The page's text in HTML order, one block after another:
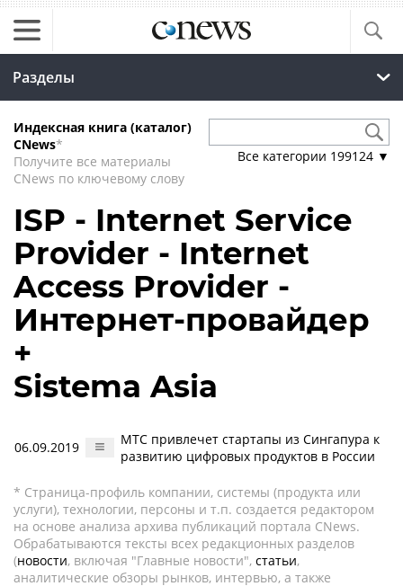
Разделы
Индексная книга (каталог)
CNews*
Получите все материалы
CNews по ключевому слову
Все категории 199124 ▼
ISP - Internet Service
Provider - Internet
Access Provider -
Интернет-провайдер
+
Sistema Asia
06.09.2019
МТС привлечет стартапы из Сингапура к
развитию цифровых продуктов в России
* Страница-профиль компании, системы (продукта или
услуги), технологии, персоны и т.п. создается редактором
на основе анализа архива публикаций портала CNews.
Обрабатываются тексты всех редакционных разделов
(новости, включая "Главные новости", статьи,
аналитические обзоры рынков, интервью, а также